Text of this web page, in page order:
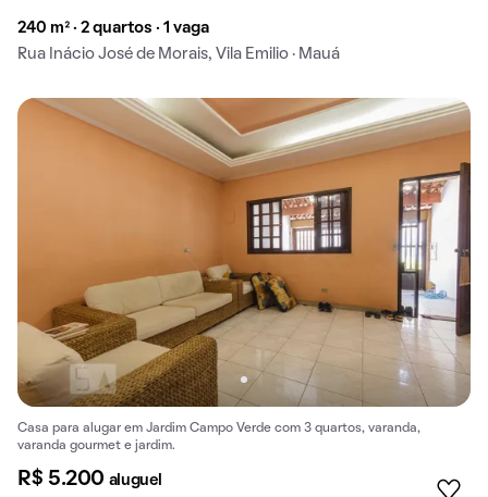
240 m² · 2 quartos · 1 vaga
Rua Inácio José de Morais, Vila Emilio · Mauá
Casa para alugar em Jardim Campo Verde com 3 quartos, varanda,
varanda gourmet e jardim.
R$ 5.200 aluguel